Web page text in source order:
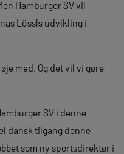
Hamburger SV vil
Lössls udvikling i
med. Og det vil vi gøre,
SV i denne
dansk tilgang denne
som ny sportsdirektør i